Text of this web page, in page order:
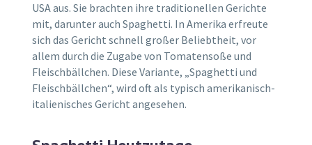
USA aus. Sie brachten ihre traditionellen Gerichte
mit, darunter auch Spaghetti. In Amerika erfreute
sich das Gericht schnell großer Beliebtheit, vor
allem durch die Zugabe von Tomatensoße und
Fleischbällchen. Diese Variante, „Spaghetti und
Fleischbällchen“, wird oft als typisch amerikanisch-
italienisches Gericht angesehen.